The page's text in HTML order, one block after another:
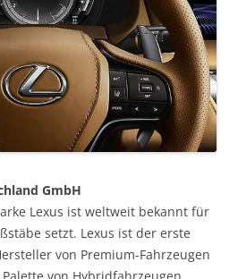
GmbH
Lexus ist weltweit bekannt für
setzt. Lexus ist der erste
von Premium-Fahrzeugen